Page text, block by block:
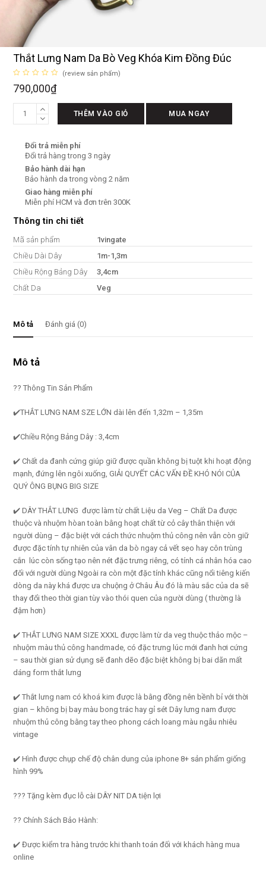
Thắt Lưng Nam Da Bò Veg Khóa Kim Đồng Đúc
xếp
hạng
0
sao
(review sản phẩm)
790,000₫
Thắt
Veg
Khóa
Kim
Đúc
lượng
THÊM VÀO GIỎ MUA NGAY
Đổi trả miễn phí
Đổi trả hàng trong 3 ngày
Bảo hành dài hạn
Bảo hành da trong vòng 2 năm
Giao hàng miễn phí
Miễn phí HCM và đơn trên 300K
Thông tin chi tiết
Mã sản phẩm
1vingate
Chiều Dài Dây
1m-1,3m
Chiều Rộng Bảng Dây
3,4cm
Chất Da
Veg
Mô tả Đánh giá (0)
Mô tả
?? Thông Tin Sản Phẩm
✔️THẮT LƯNG NAM SZE LỚN dài lên đến 1,32m – 1,35m
✔️Chiều Rộng Bảng Dây : 3,4cm
✔️ Chất da đanh cứng giúp giữ được quần không bị tuột khi hoạt động
mạnh, đứng lên ngôi xuống, GIẢI QUYẾT CÁC VẤN ĐỀ KHÓ NÓI CỦA
QUÝ ÔNG BỤNG BIG SIZE
✔️ DÂY THẮT LƯNG được làm từ chất Liệu da Veg – Chất Da được
thuộc và nhuộm hòan toàn bằng hoạt chất từ cỏ cây thân thiện với
người dùng – đặc biệt với cách thức nhuộm thủ công nên vẫn còn giữ
được đặc tính tự nhiên của vân da bò ngay cả vết sẹo hay côn trùng
cắn lúc còn sống tạo nên nét đặc trưng riêng, có tính cá nhân hóa cao
đối với người dùng Ngoài ra còn một đặc tính khác cũng nổi tiêng kiến
dòng da này khá được ưa chuộng ở Châu Âu đó là màu sắc của da sẽ
thay đổi theo thời gian tùy vào thói quen của người dùng ( thường là
đậm hơn)
✔️ THẮT LƯNG NAM SIZE XXXL được làm từ da veg thuộc thảo mộc –
nhuộm màu thủ công handmade, có đặc trưng lúc mới đanh hơi cứng
– sau thời gian sử dụng sẽ đanh dẽo đặc biệt không bị bai dãn mất
dáng form thắt lưng
✔️ Thắt lưng nam có khoá kim được là bằng đồng nên bềnh bỉ với thời
gian – không bị bay màu bong trác hay gỉ sét Dây lưng nam được
nhuộm thủ công bằng tay theo phong cách loang màu ngẫu nhiêu
vintage
✔️ Hình được chụp chế độ chân dung của iphone 8+ sản phẩm giống
hình 99%
??? Tặng kèm đục lỗ cài DÂY NIT DA tiện lợi
?? Chính Sách Bảo Hành:
✔️ Được kiểm tra hàng trước khi thanh toán đối với khách hàng mua
online